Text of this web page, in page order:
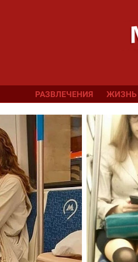
РАЗВЛЕЧЕНИЯ ЖИЗНЬ